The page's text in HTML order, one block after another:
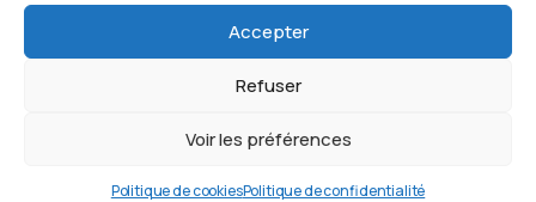
Accepter
Refuser
Voir les préférences
Politique de cookiesPolitique de confidentialité
Étude personnalisée